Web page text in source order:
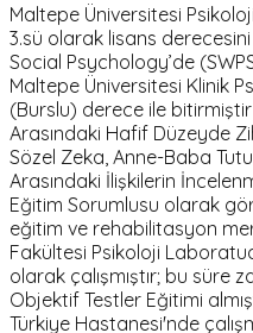
Maltepe Üniversitesi
3.sü olarak lisans
Social Psychology’de
Maltepe Üniversitesi Klinik
(Burslu) derece ile bitirmiştir
Arasındaki Hafif Düzeyde
Sözel Zeka, Anne-Baba
Arasındaki İlişkilerin
Eğitim Sorumlusu olarak
eğitim ve rehabilitasyon
Fakültesi Psikoloji
olarak çalışmıştır; bu süre
Objektif Testler Eğitimi
Türkiye Hastanesi'nde